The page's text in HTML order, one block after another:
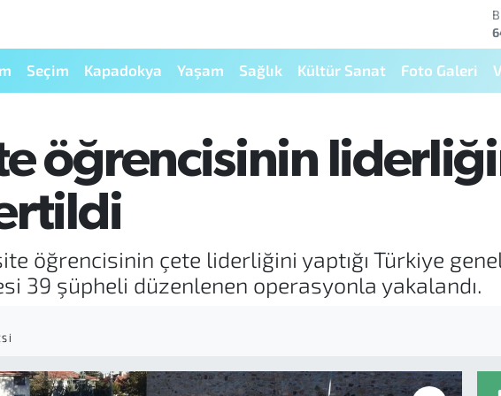
Seçim Kapadokya Yaşam Sağlık Kültür Sanat Foto Galeri
öğrencisinin
öğrencisinin çete liderliğini yaptığı Türkiye
39 şüpheli düzenlenen operasyonla yakalandı.